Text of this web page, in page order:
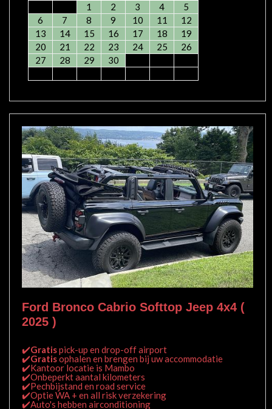
1
2 3 4
5
6
7 8 9 10 11
12
13
14 15 16 17 18
19
20
21 22 23 24 25
26
27
28 29 30
Ford Bronco Cabrio Softtop Jeep 4x4 (
2025 )
✔️Gratispick-up en drop-off airport
✔️Gratisophalen en brengen bij uw accommodatie
✔️Kantoor locatie is Mambo
✔️Onbeperkt aantal kilometers
✔️Pechbijstand en road service
✔️Optie WA + en all risk verzekering
✔️Auto's hebben airconditioning